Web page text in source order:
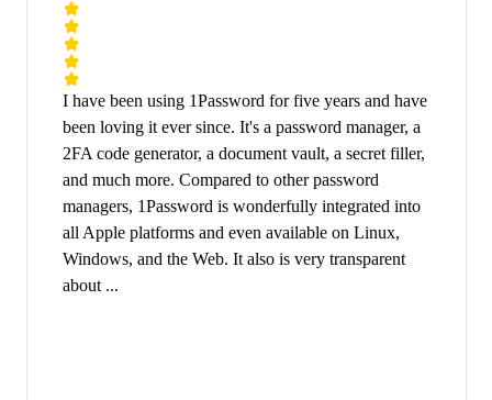
I have been using 1Password for five years and have
been loving it ever since. It's a password manager, a
2FA code generator, a document vault, a secret filler,
and much more. Compared to other password
managers, 1Password is wonderfully integrated into
all Apple platforms and even available on Linux,
Windows, and the Web. It also is very transparent
about ...